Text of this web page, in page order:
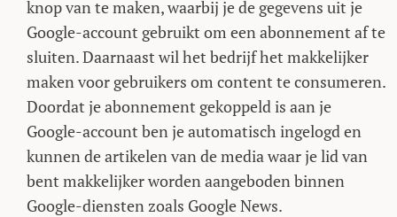
knop van te maken, waarbij je de gegevens uit je
Google-account gebruikt om een abonnement af te
sluiten. Daarnaast wil het bedrijf het makkelijker
maken voor gebruikers om content te consumeren.
Doordat je abonnement gekoppeld is aan je
Google-account ben je automatisch ingelogd en
kunnen de artikelen van de media waar je lid van
bent makkelijker worden aangeboden binnen
Google-diensten zoals Google News.